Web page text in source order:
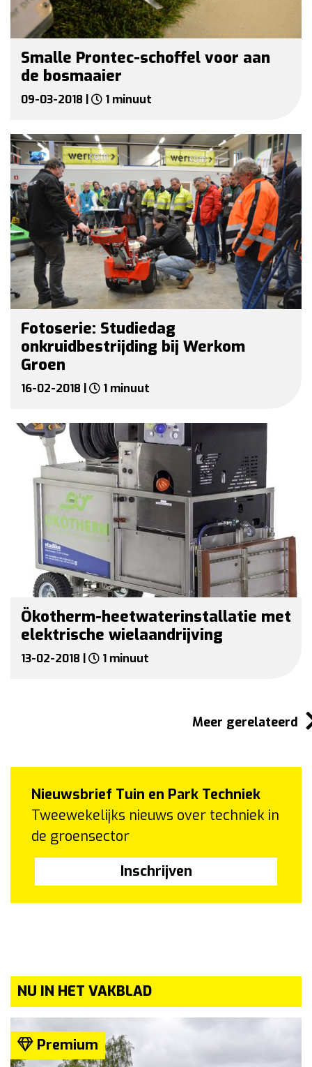
Smalle Prontec-schoffel voor aan
de bosmaaier
09-03-2018 | 1 minuut
Fotoserie: Studiedag
onkruidbestrijding bij Werkom
Groen
16-02-2018 | 1 minuut
Ökotherm-heetwaterinstallatie met
elektrische wielaandrijving
13-02-2018 | 1 minuut
Meer gerelateerd
Nieuwsbrief Tuin en Park Techniek
Tweewekelijks nieuws over techniek in
de groensector
Inschrijven
NU IN HET VAKBLAD
Premium